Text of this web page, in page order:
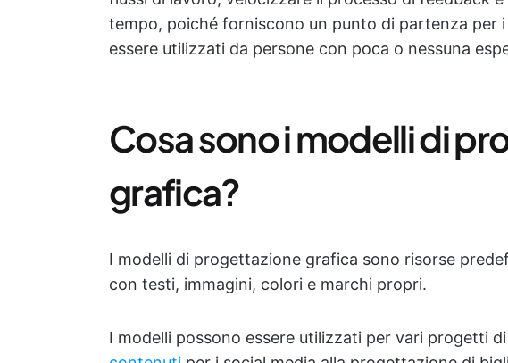
tempo, poiché forniscono un punto di partenza per
essere utilizzati da persone con poca o nessuna
Cosa sono i modelli di
grafica?
I modelli di progettazione grafica sono risorse
con testi, immagini, colori e marchi propri.
I modelli possono essere utilizzati per vari progetti